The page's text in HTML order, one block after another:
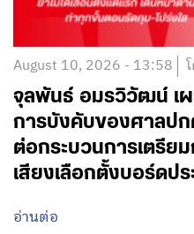
August 10, 2026 - 13:58
จุลพันธ์ อมรวิวัฒน์ เ
การบังคับของศาลปก
ต่อกระบวนการเตรีย
เสียงเลือกตั้งบอร์ดป
อ่านต่อ